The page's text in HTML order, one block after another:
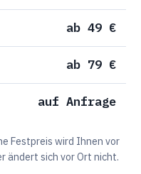
ab 49 €
ab 79 €
auf Anfrage
Festpreis wird Ihnen vor
ändert sich vor Ort nicht.